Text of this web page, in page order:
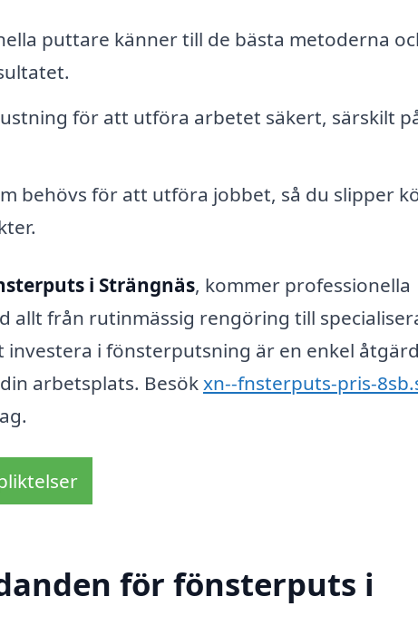
puttare känner till de bästa metoderna
för att utföra arbetet säkert, särskilt
behövs för att utföra jobbet, så du slipper
i Strängnäs, kommer professionella
allt från rutinmässig rengöring till
i fönsterputsning är en enkel
arbetsplats. Besökxn--fnsterputs-pris-
för fönsterputs i